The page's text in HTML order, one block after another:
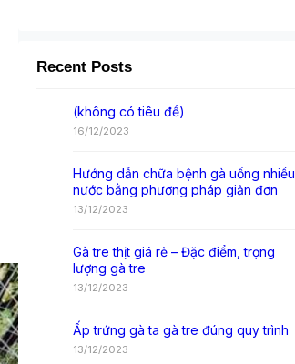
Recent Posts
(không có tiêu đề)
16/12/2023
Hướng dẫn chữa bệnh gà uống nhiều
nước bằng phương pháp giản đơn
13/12/2023
Gà tre thịt giá rẻ – Đặc điểm, trọng
lượng gà tre
13/12/2023
Ấp trứng gà ta gà tre đúng quy trình
13/12/2023